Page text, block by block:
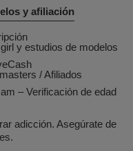
y afiliación
y estudios de modelos
/ Afiliados
– Verificación de edad
adicción. Asegúrate de